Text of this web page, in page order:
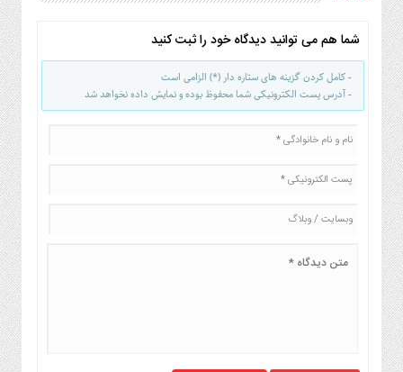
شما هم می توانید دیدگاه خود را ثبت کنید
- کامل کردن گزینه های ستاره دار (*) الزامی است
- آدرس پست الکترونیکی شما محفوظ بوده و نمایش داده نخواهد شد